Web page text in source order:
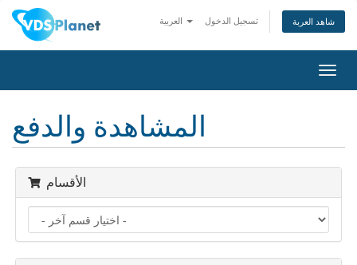
تسجيل الدخول شاهد العربة
تبديل
التنقل
المشاهدة والدفع
الأقسام